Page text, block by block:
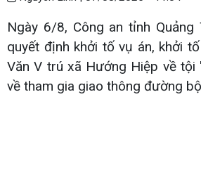
Ngày 6/8, Công an tỉnh
quyết định khởi tố vụ án, khởi
Văn V trú xã Hướng Hiệp về tội
về tham gia giao thông đường